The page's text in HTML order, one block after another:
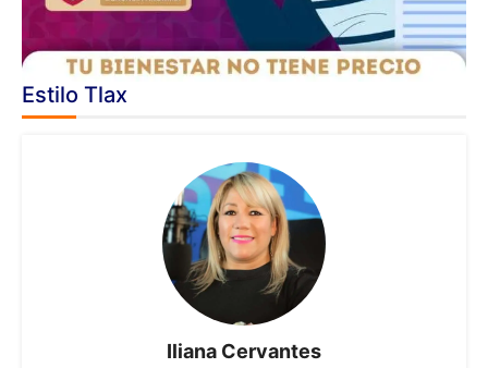
Estilo Tlax
Iliana Cervantes